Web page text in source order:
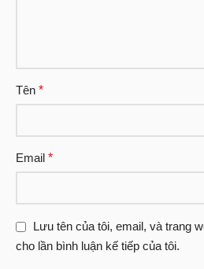
Tên *
Email *
Lưu tên của tôi, email, và trang
cho lần bình luận kế tiếp của tôi.